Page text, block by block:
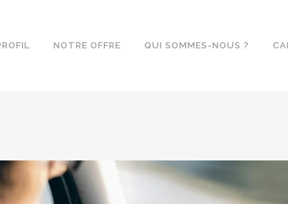
NOTRE OFFRE QUI SOMMES-NOUS ?